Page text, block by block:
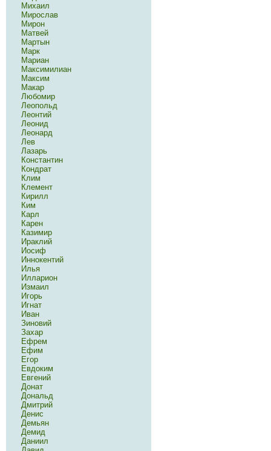
Михаил
Мирослав
Мирон
Матвей
Мартын
Марк
Мариан
Максимилиан
Максим
Макар
Любомир
Леопольд
Леонтий
Леонид
Леонард
Лев
Лазарь
Константин
Кондрат
Клим
Клемент
Кирилл
Ким
Карл
Карен
Казимир
Ираклий
Иосиф
Иннокентий
Илья
Илларион
Измаил
Игорь
Игнат
Иван
Зиновий
Захар
Ефрем
Ефим
Егор
Евдоким
Евгений
Донат
Дональд
Дмитрий
Денис
Демьян
Демид
Даниил